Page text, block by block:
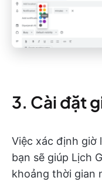
3. Cài đặt
Việc xác định giờ
bạn sẽ giúp Lịch
khoảng thời gian